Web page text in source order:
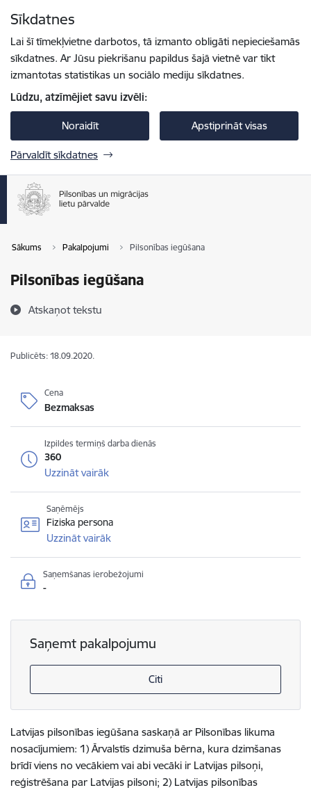
Sīkdatnes
Lai šī tīmekļvietne darbotos, tā izmanto obligāti nepieciešamās
sīkdatnes. Ar Jūsu piekrišanu papildus šajā vietnē var tikt
izmantotas statistikas un sociālo mediju sīkdatnes.
Lūdzu, atzīmējiet savu izvēli:
Noraidīt Apstiprināt visas
Pārvaldīt sīkdatnes
Sākums Pakalpojumi Pilsonības iegūšana
Pilsonības iegūšana
Atskaņot tekstu
Publicēts: 18.09.2020.
Cena
Bezmaksas
Izpildes termiņš darba dienās
360
Uzzināt vairāk
Saņēmējs
Fiziska persona
Uzzināt vairāk
Saņemšanas ierobežojumi
-
Saņemt pakalpojumu
Citi
Latvijas pilsonības iegūšana saskaņā ar Pilsonības likuma
nosacījumiem: 1) Ārvalstīs dzimuša bērna, kura dzimšanas
brīdī viens no vecākiem vai abi vecāki ir Latvijas pilsoņi,
reģistrēšana par Latvijas pilsoni; 2) Latvijas pilsonības